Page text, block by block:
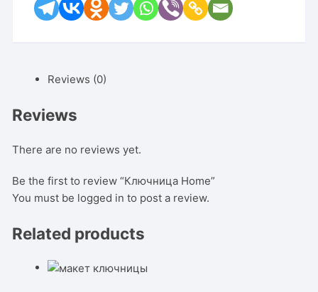
Reviews (0)
Reviews
There are no reviews yet.
Be the first to review “Ключница Home”
You must be logged in to post a review.
Related products